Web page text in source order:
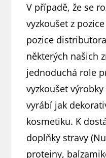
V případě, že se
vyzkoušet z
pozice
některých našich
jednoduchá role
vyzkoušet
vyrábí jak
kosmetiku. K
doplňky stravy
proteiny,